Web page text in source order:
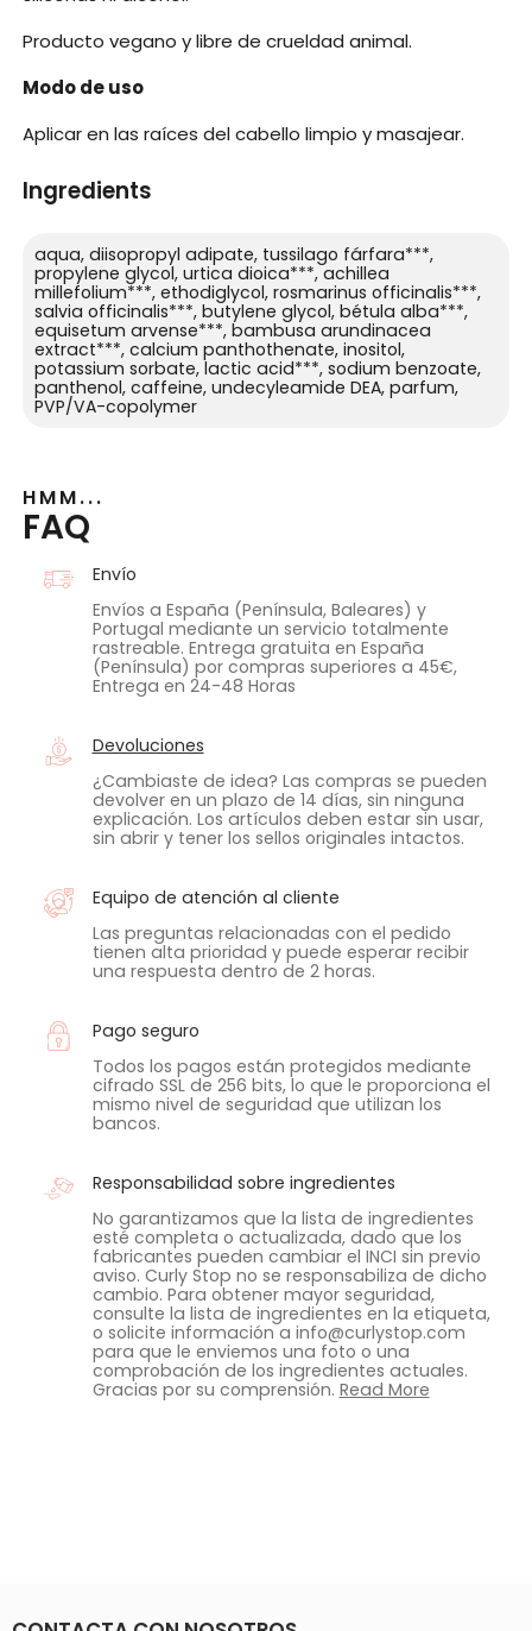
Producto vegano y libre de crueldad animal.
Modo de uso
Aplicar en las raíces del cabello limpio y masajear.
Ingredients
aqua, diisopropyl adipate, tussilago fárfara***,
propylene glycol, urtica dioica***, achillea
millefolium***, ethodiglycol, rosmarinus officinalis***,
salvia officinalis***, butylene glycol, bétula alba***,
equisetum arvense***, bambusa arundinacea
extract***, calcium panthothenate, inositol,
potassium sorbate, lactic acid***, sodium benzoate,
panthenol, caffeine, undecyleamide DEA, parfum,
PVP/VA-copolymer
HMM...
FAQ
Envío
Envíos a España (Península, Baleares) y
Portugal mediante un servicio totalmente
rastreable. Entrega gratuita en España
(Península) por compras superiores a 45€,
Entrega en 24-48 Horas
Devoluciones
¿Cambiaste de idea? Las compras se pueden
devolver en un plazo de 14 días, sin ninguna
explicación. Los artículos deben estar sin usar,
sin abrir y tener los sellos originales intactos.
Equipo de atención al cliente
Las preguntas relacionadas con el pedido
tienen alta prioridad y puede esperar recibir
una respuesta dentro de 2 horas.
Pago seguro
Todos los pagos están protegidos mediante
cifrado SSL de 256 bits, lo que le proporciona el
mismo nivel de seguridad que utilizan los
bancos.
Responsabilidad sobre ingredientes
No garantizamos que la lista de ingredientes
esté completa o actualizada, dado que los
fabricantes pueden cambiar el INCI sin previo
aviso. Curly Stop no se responsabiliza de dicho
cambio. Para obtener mayor seguridad,
consulte la lista de ingredientes en la etiqueta,
o solicite información a info@curlystop.com
para que le enviemos una foto o una
comprobación de los ingredientes actuales.
Gracias por su comprensión. Read More